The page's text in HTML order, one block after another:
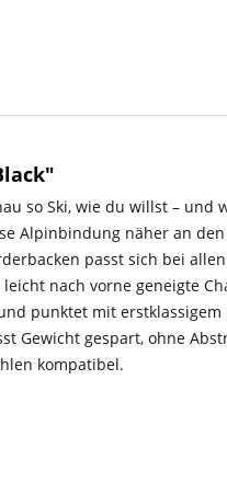
so Ski, wie du willst – und
Alpinbindung näher an
passt sich bei
nach vorne geneigte
punktet mit
Gewicht gespart, ohne
kompatibel.